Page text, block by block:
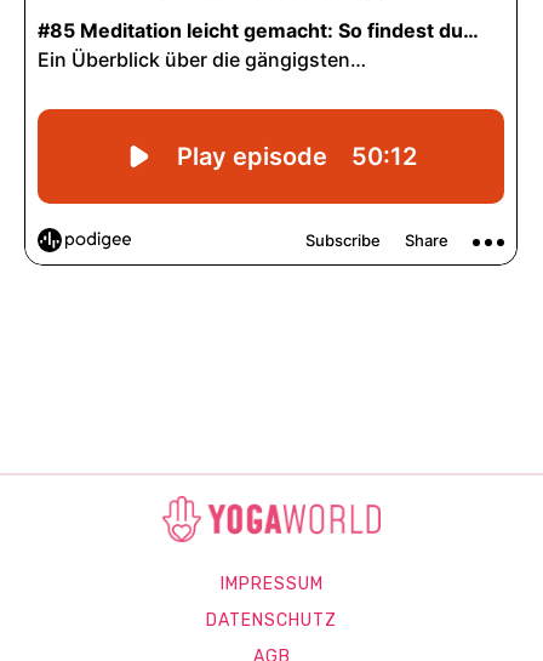
IMPRESSUM
DATENSCHUTZ